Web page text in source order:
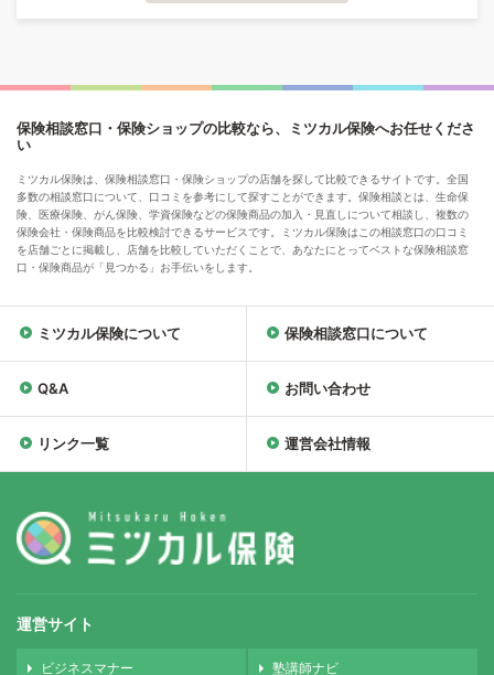
保険相談窓口・保険ショップの比較なら、ミツカル保険へお任せくださ
い
ミツカル保険は、保険相談窓口・保険ショップの店舗を探して比較できるサイトです。全国
多数の相談窓口について、口コミを参考にして探すことができます。保険相談とは、生命保
険、医療保険、がん保険、学資保険などの保険商品の加入・見直しについて相談し、複数の
保険会社・保険商品を比較検討できるサービスです。ミツカル保険はこの相談窓口の口コミ
を店舗ごとに掲載し、店舗を比較していただくことで、あなたにとってベストな保険相談窓
口・保険商品が「見つかる」お手伝いをします。
ミツカル保険について 保険相談窓口について
Q&A お問い合わせ
リンク一覧 運営会社情報
運営サイト
ビジネスマナー 塾講師ナビ